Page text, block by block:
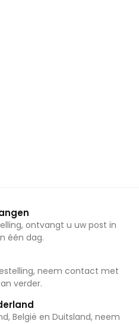
ontvangt u uw post in
één dag.
neem contact met
verder.
België en Duitsland, neem